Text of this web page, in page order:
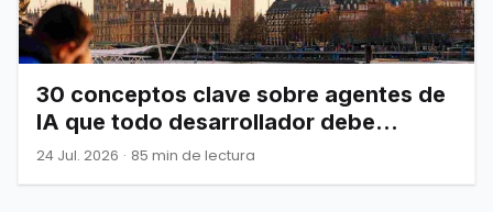
30 conceptos clave sobre agentes de
IA que todo desarrollador debe
dominar
24 Jul. 2026 · 85 min de lectura